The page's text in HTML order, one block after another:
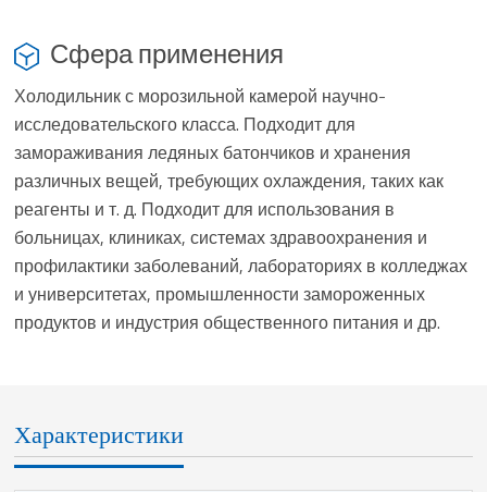
Сфера применения
Холодильник с морозильной камерой научно-
исследовательского класса. Подходит для
замораживания ледяных батончиков и хранения
различных вещей, требующих охлаждения, таких как
реагенты и т. д. Подходит для использования в
больницах, клиниках, системах здравоохранения и
профилактики заболеваний, лабораториях в колледжах
и университетах, промышленности замороженных
продуктов и индустрия общественного питания и др.
Характеристики